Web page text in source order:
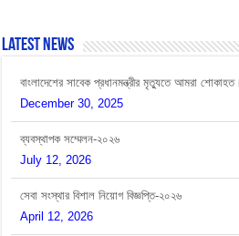
Latest News
December 30, 2025
ব্যবস্থাপক সম্মেলন-২০২৬
July 12, 2026
সেবা সংস্থার বিশাল নিয়োগ বিজ্ঞপ্তি-২০২৬
April 12, 2026
সিএম সম্মেলন-২০২৬
January 18, 2026